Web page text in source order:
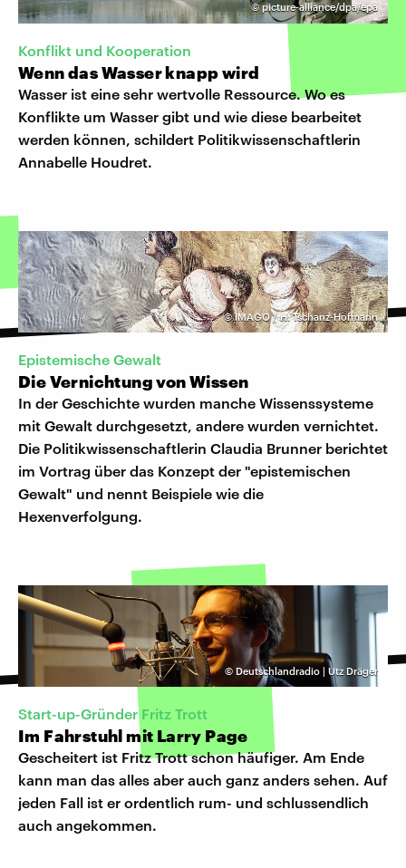
©picture-alliance/dpa/epa
Konflikt und Kooperation
Wenn das Wasser knapp wird
Wasser ist eine sehr wertvolle Ressource. Wo es
Konflikte um Wasser gibt und wie diese bearbeitet
werden können, schildert Politikwissenschaftlerin
Annabelle Houdret.
©IMAGO / H. Tschanz-Hofmann
Epistemische Gewalt
Die Vernichtung von Wissen
In der Geschichte wurden manche Wissenssysteme
mit Gewalt durchgesetzt, andere wurden vernichtet.
Die Politikwissenschaftlerin Claudia Brunner berichtet
im Vortrag über das Konzept der "epistemischen
Gewalt" und nennt Beispiele wie die
Hexenverfolgung.
© Deutschlandradio | Utz Dräger
Start-up-Gründer Fritz Trott
Im Fahrstuhl mit Larry Page
Gescheitert ist Fritz Trott schon häufiger. Am Ende
kann man das alles aber auch ganz anders sehen. Auf
jeden Fall ist er ordentlich rum- und schlussendlich
auch angekommen.